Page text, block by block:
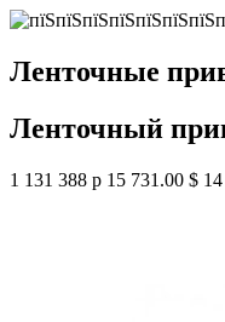
Ленточные
Ленточный
1 131 388 р 15 731.00 $